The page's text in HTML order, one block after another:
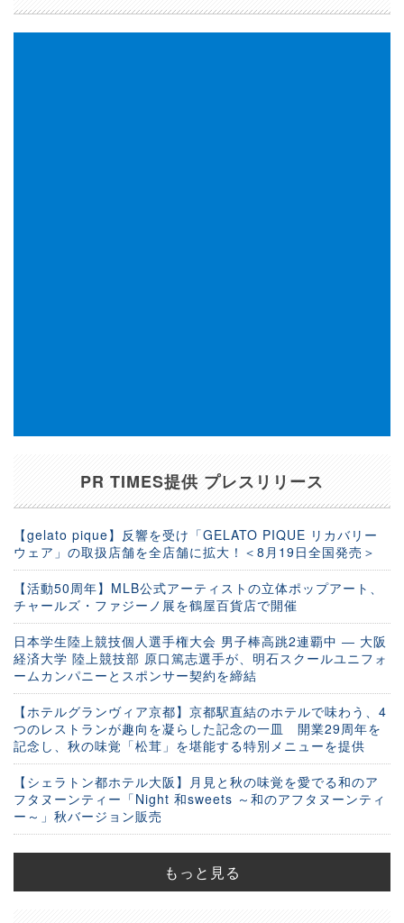
PR TIMES提供 プレスリリース
【gelato pique】反響を受け「GELATO PIQUE リカバリー
ウェア」の取扱店舗を全店舗に拡大！＜8月19日全国発売＞
【活動50周年】MLB公式アーティストの立体ポップアート、
チャールズ・ファジーノ展を鶴屋百貨店で開催
日本学生陸上競技個人選手権大会 男子棒高跳2連覇中 ― 大阪
経済大学 陸上競技部 原口篤志選手が、明石スクールユニフォ
ームカンパニーとスポンサー契約を締結
【ホテルグランヴィア京都】京都駅直結のホテルで味わう、4
つのレストランが趣向を凝らした記念の一皿 開業29周年を
記念し、秋の味覚「松茸」を堪能する特別メニューを提供
【シェラトン都ホテル大阪】月見と秋の味覚を愛でる和のア
フタヌーンティー「Night 和sweets ～和のアフタヌーンティ
ー～」秋バージョン販売
もっと見る